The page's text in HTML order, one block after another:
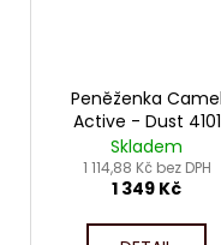
Peněženka Camel
Active - Dust 4101
Skladem
1 114,88 Kč bez DPH
1 349 Kč